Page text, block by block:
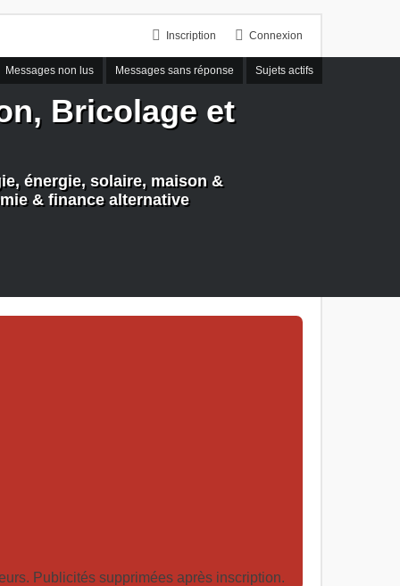
Connexion
Inscription
Messages non lus Messages sans réponse Sujets actifs
Bricolage et
énergie, solaire, maison &
& finance alternative
Publicités supprimées après inscription.